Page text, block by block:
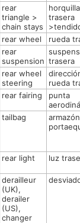
rear
triangle >
chain stays
horquilla
trasera
rear wheel
rueda
rear
suspension trasera
rear wheel
steering
rueda
rear fairing
punta
tailbag
rear light luz
derailleur
(UK),
derailer
(US),
changer